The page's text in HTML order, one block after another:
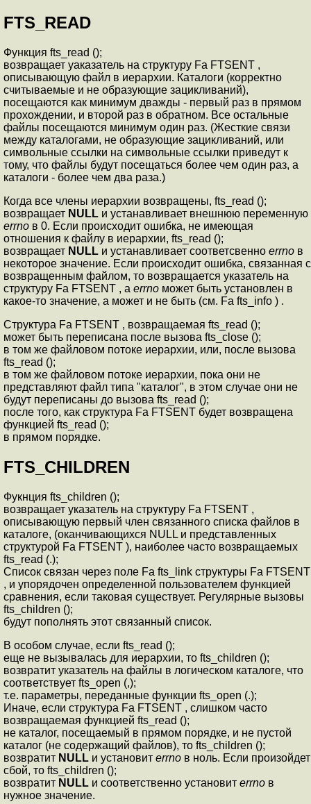
FTS_READ
Функция fts_read ();
возвращает уаказатель на структуру Fa FTSENT ,
описывающую файл в иерархии. Каталоги (корректно
считываемые и не образующие зацикливаний),
посещаются как минимум дважды - первый раз в прямом
прохождении, и второй раз в обратном. Все остальные
файлы посещаются минимум один раз. (Жесткие связи
между каталогами, не образующие зацикливаний, или
символьные ссылки на символьные ссылки приведут к
тому, что файлы будут посещаться более чем один раз, а
каталоги - более чем два раза.)
Когда все члены иерархии возвращены, fts_read ();
возвращает NULL и устанавливает внешнюю переменную
errno в 0. Если происходит ошибка, не имеющая
отношения к файлу в иерархии, fts_read ();
возвращает NULL и устанавливает соответсвенно errno в
некоторое значение. Если происходит ошибка, связанная с
возвращенным файлом, то возвращается указатель на
структуру Fa FTSENT , а errno может быть установлен в
какое-то значение, а может и не быть (см. Fa fts_info ) .
Структура Fa FTSENT , возвращаемая fts_read ();
может быть переписана после вызова fts_close ();
в том же файловом потоке иерархии, или, после вызова
fts_read ();
в том же файловом потоке иерархии, пока они не
представляют файл типа "каталог", в этом случае они не
будут переписаны до вызова fts_read ();
после того, как структура Fa FTSENT будет возвращена
функцией fts_read ();
в прямом порядке.
FTS_CHILDREN
Фукнция fts_children ();
возвращает указатель на структуру Fa FTSENT ,
описывающую первый член связанного списка файлов в
каталоге, (оканчивающихся NULL и представленных
структурой Fa FTSENT ), наиболее часто возвращаемых
fts_read (.);
Список связан через поле Fa fts_link структуры Fa FTSENT
, и упорядочен определенной пользователем функцией
сравнения, если таковая существует. Регулярные вызовы
fts_children ();
будут пополнять этот связанный список.
В особом случае, если fts_read ();
еще не вызывалась для иерархии, то fts_children ();
возвратит указатель на файлы в логическом каталоге, что
соответствует fts_open (,);
т.е. параметры, переданные функции fts_open (.);
Иначе, если структура Fa FTSENT , слишком часто
возвращаемая функцией fts_read ();
не каталог, посещаемый в прямом порядке, и не пустой
каталог (не содержащий файлов), то fts_children ();
возвратит NULL и установит errno в ноль. Если произойдет
сбой, то fts_children ();
возвратит NULL и соответственно установит errno в
нужное значение.